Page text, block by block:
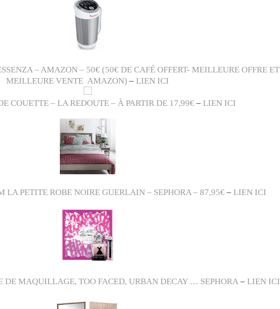
– AMAZON – 50€ (50€ DE CAFÉ OFFERT- MEILLEURE OFFRE ET
MEILLEURE VENTE AMAZON) –LIEN ICI
COUETTE – LA REDOUTE – À PARTIR DE 17,99€– LIEN ICI
LA PETITE ROBE NOIRE GUERLAIN – SEPHORA – 87,95€– LIEN ICI
DE MAQUILLAGE, TOO FACED, URBAN DECAY … SEPHORA – LIEN ICI